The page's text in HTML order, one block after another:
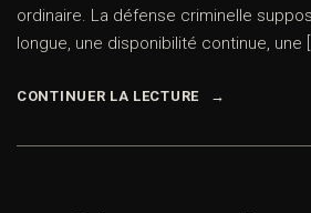
ordinaire. La défense criminelle
longue, une disponibilité continue, une
CONTINUER LA LECTURE